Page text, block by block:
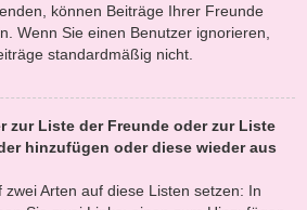
können Beiträge Ihrer Freunde
Wenn Sie einen Benutzer ignorieren,
standardmäßig nicht.
zur Liste der Freunde oder zur Liste
hinzufügen oder diese wieder aus
Arten auf diese Listen setzen: In